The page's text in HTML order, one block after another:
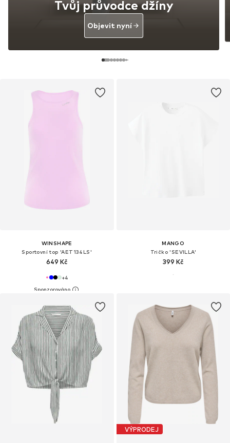
WINSHAPE
Sportovní top 'AET134LS'
649 Kč
+4
Tvůj průvodce džíny
Objevit nyní
MANGO
Tričko 'SEVILLA'
399 Kč
VÝPRODEJ